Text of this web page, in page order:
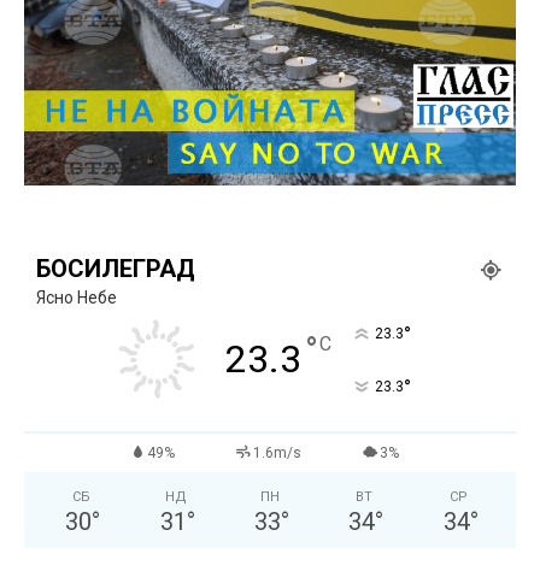
БОСИЛЕГРАД
Ясно Небе
23.3 °C 23.3°
23.3°
49% 1.6m/s 3%
СБ
30°
НД
31 °
ПН
33°
ВТ
34°
СР
34°